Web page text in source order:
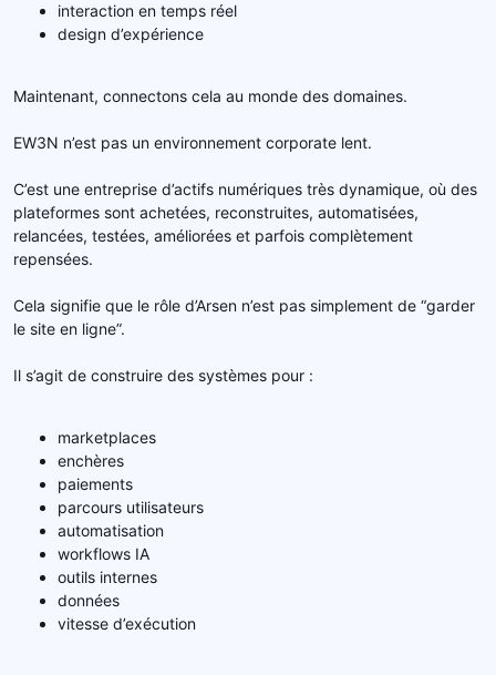
interaction en temps réel
design d’expérience
Maintenant, connectons cela au monde des domaines.
EW3N n’est pas un environnement corporate lent.
C’est une entreprise d’actifs numériques très dynamique, où des
plateformes sont achetées, reconstruites, automatisées,
relancées, testées, améliorées et parfois complètement
repensées.
Cela signifie que le rôle d’Arsen n’est pas simplement de “garder
le site en ligne”.
Il s’agit de construire des systèmes pour :
marketplaces
enchères
paiements
parcours utilisateurs
automatisation
workflows IA
outils internes
données
vitesse d’exécution